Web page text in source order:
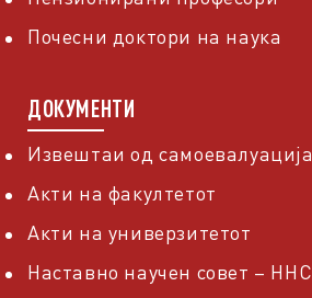
Почесни доктори на наука
ДОКУМЕНТИ
Извештаи од самоевалуација
Акти на факултетот
Акти на универзитетот
Наставно научен совет – ННС